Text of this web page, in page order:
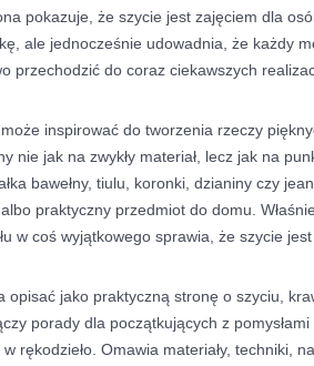
pokazuje, że szycie jest zajęciem dla
ale jednocześnie udowadnia, że każdy
przechodzić do coraz ciekawszych
inspirować do tworzenia rzeczy
nie jak na zwykły materiał, lecz jak na
bawełny, tiulu, koronki, dzianiny czy
praktyczny przedmiot do domu.
w coś wyjątkowego sprawia, że szycie
opisać jako praktyczną stronę o szyciu,
porady dla początkujących z
rękodzieło. Omawia materiały, techniki,